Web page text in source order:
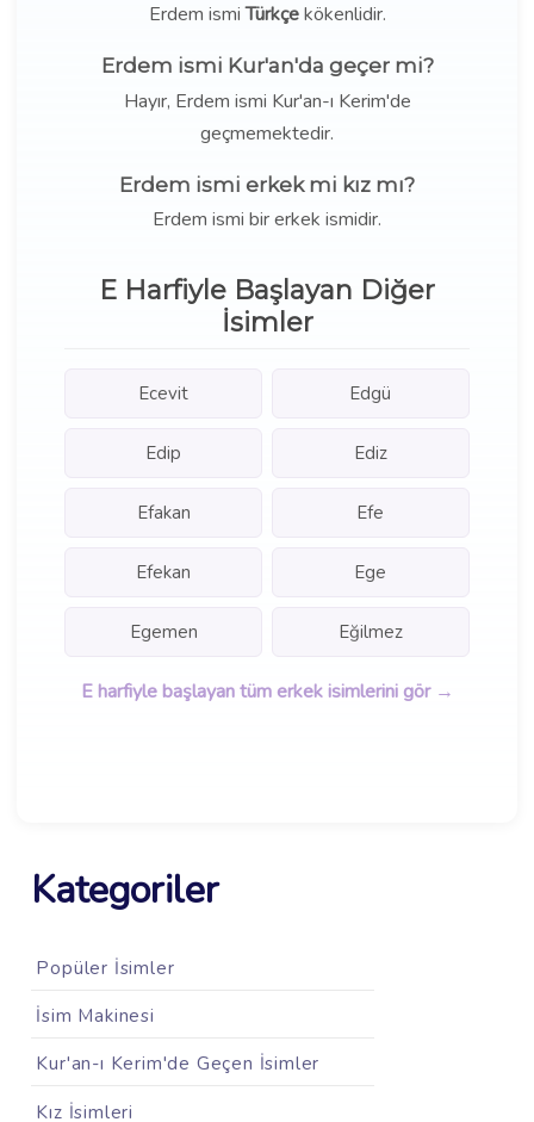
Erdem ismiTürkçekökenlidir.
Erdem ismi Kur'an'da geçer mi?
Hayır, Erdem ismi Kur'an-ı Kerim'de
geçmemektedir.
Erdem ismi erkek mi kız mı?
Erdem ismi bir erkek ismidir.
E Harfiyle Başlayan Diğer
İsimler
Ecevit Edgü
Edip Ediz
Efakan Efe
Efekan Ege
Egemen Eğilmez
E harfiyle başlayan tüm erkek isimlerini gör →
Kategoriler
Popüler İsimler
İsim Makinesi
Kur'an-ı Kerim'de Geçen İsimler
Kız İsimleri